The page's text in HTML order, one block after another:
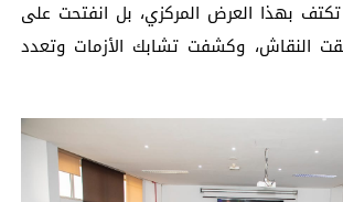
بهذا العرض المركزي، بل انفتحت على
النقاش، وكشفت تشابك الأزمات وتعدد